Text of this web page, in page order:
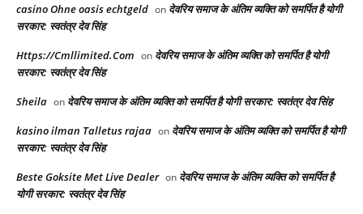
casino Ohne oasis echtgeld on देवरिय समाज के अंतिम व्यक्ति को समर्पित है योगी
सरकार: स्वतंत्र देव सिंह
Https://Cmllimited.Com on देवरिय समाज के अंतिम व्यक्ति को समर्पित है योगी
सरकार: स्वतंत्र देव सिंह
Sheila on देवरिय समाज के अंतिम व्यक्ति को समर्पित है योगी सरकार: स्वतंत्र देव सिंह
kasino ilman Talletus rajaa on देवरिय समाज के अंतिम व्यक्ति को समर्पित है योगी
सरकार: स्वतंत्र देव सिंह
Beste Goksite Met Live Dealer on देवरिय समाज के अंतिम व्यक्ति को समर्पित है
योगी सरकार: स्वतंत्र देव सिंह